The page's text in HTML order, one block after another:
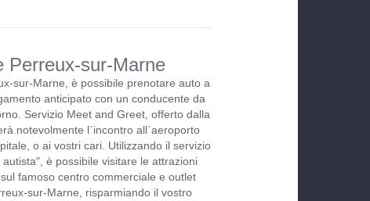
Perreux-sur-Marne
sur-Marne, è possibile prenotare auto a
anticipato con un conducente da
Servizio Meet and Greet, offerto dalla
notevolmente l`incontro all`aeroporto
o ai vostri cari. Utilizzando il servizio
è possibile visitare le attrazioni
famoso centro commerciale e outlet
sur-Marne, risparmiando il vostro